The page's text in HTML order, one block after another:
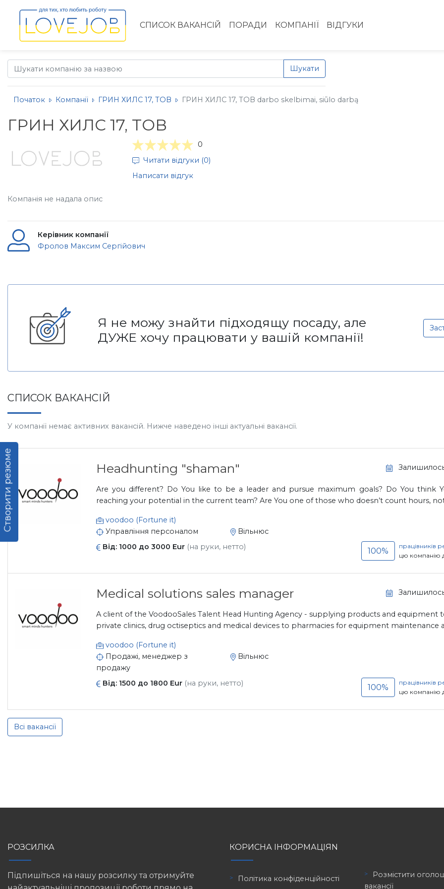
СПИСОК ВАКАНСІЙ ПОРАДИ КОМПАНІЇ ВІДГУКИ
Створити резюме
Шукати
Початок Компанії ГРИН ХИЛС 17, ТОВ ГРИН ХИЛС 17, ТОВ darbo skelbimai, siūlo darbą
ГРИН ХИЛС 17, ТОВ
0
Читати відгуки (0)
Написати відгук
Компанія не надала опис
Керівник компанії
Фролов Максим Сергійович
Я не можу знайти підходящу посаду, але
ДУЖЕ хочу працювати у вашій компанії!
СПИСОК ВАКАНСІЙ
У компанії немає активних вакансій. Нижче наведено інші актуальні вакансії.
Headhunting "shaman"
Are you different? Do You like to be a leader and pursue maximum goals? Do You think
reaching your potential in the current team? Are You one of those who doesn’t count hours, not
voodoo (Fortune it)
Управління персоналом
Вільнюс
Від: 1000 до 3000 Eur (на руки, нетто) 100%
працівників
цю компанію
Medical solutions sales manager
A client of the VoodooSales Talent Head Hunting Agency - supplying products and equipment
private clinics, drug octiseptics and medical devices to pharmacies for equipment maintenance
voodoo (Fortune it)
Продажі, менеджер з
продажу
Вільнюс
Від: 1500 до 1800 Eur (на руки, нетто) 100%
працівників
цю компанію
Всі вакансії
РОЗСИЛКА
Підпишіться на нашу розсилку та отримуйте
КОРИСНА ІНФОРМАЦІЯN
Політика конфіденційності
Розмістити
вакансії